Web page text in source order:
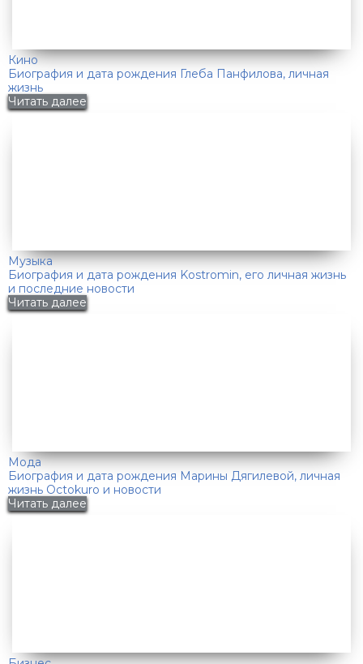
Кино
Биография и дата рождения Глеба Панфилова, личная
жизнь
Читать далее
Музыка
Биография и дата рождения Kostromin, его личная жизнь
и последние новости
Читать далее
Мода
Биография и дата рождения Марины Дягилевой, личная
жизнь Octokuro и новости
Читать далее